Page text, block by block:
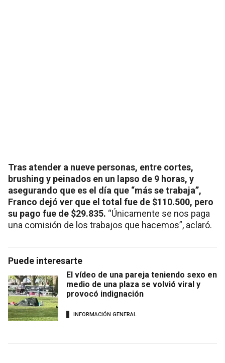
Tras atender a nueve personas, entre cortes,
brushing y peinados en un lapso de 9 horas, y
asegurando que es el día que “más se trabaja”,
Franco dejó ver que el total fue de $110.500, pero
su pago fue de $29.835. “Únicamente se nos paga
una comisión de los trabajos que hacemos”, aclaró.
Puede interesarte
El vídeo de una pareja teniendo sexo en
medio de una plaza se volvió viral y
provocó indignación
INFORMACIÓN GENERAL